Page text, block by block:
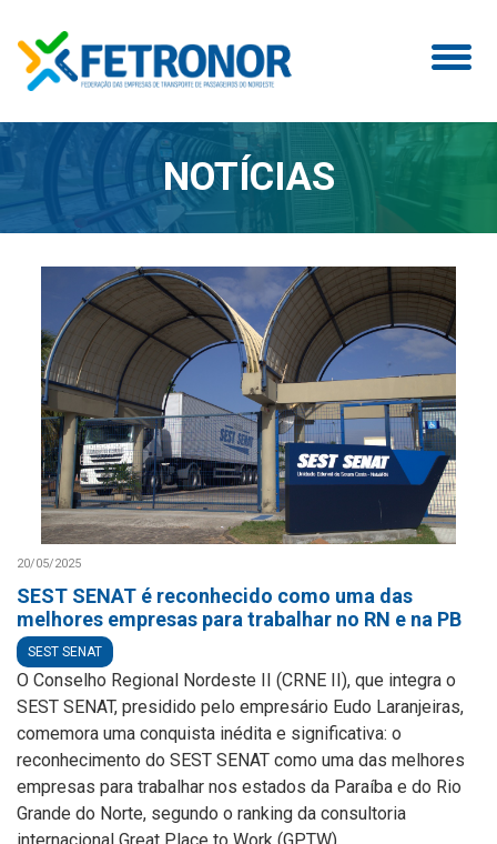
NOTÍCIAS
20/05/2025
SEST SENAT é reconhecido como uma das
melhores empresas para trabalhar no RN e na PB
SEST SENAT
O Conselho Regional Nordeste II (CRNE II), que integra o
SEST SENAT, presidido pelo empresário Eudo Laranjeiras,
comemora uma conquista inédita e significativa: o
reconhecimento do SEST SENAT como uma das melhores
empresas para trabalhar nos estados da Paraíba e do Rio
Grande do Norte, segundo o ranking da consultoria